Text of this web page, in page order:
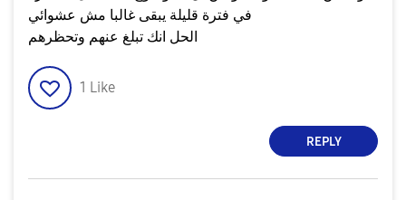
في فترة قليلة يبقى غالبا مش عشوائي
الحل انك تبلغ عنهم وتحظرهم
1 Like
REPLY